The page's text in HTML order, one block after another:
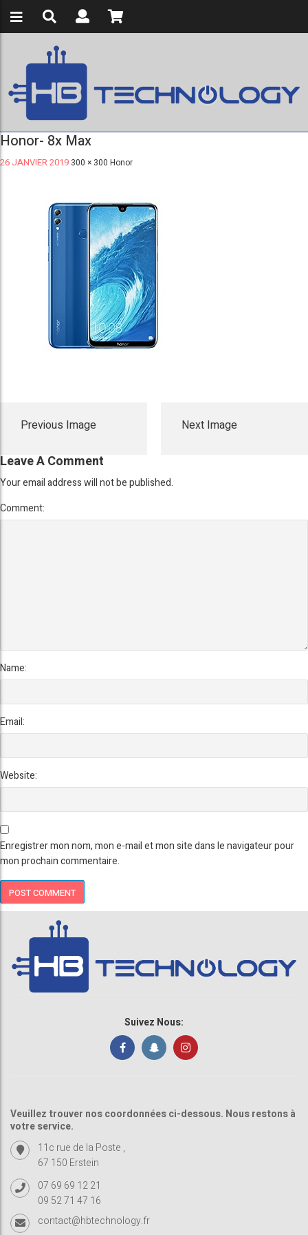
Honor- 8x Max
26 JANVIER 2019 300 × 300 Honor
Previous Image Next Image
Leave A Comment
Your email address will not be published.
Comment:
Name:
Email:
Website:
Enregistrer mon nom, mon e-mail et mon site dans le navigateur pour
mon prochain commentaire.
Suivez Nous:
Veuillez trouver nos coordonnées ci-dessous. Nous restons à
votre service.
11c rue de la Poste ,
67 150 Erstein
07 69 69 12 21
09 52 71 47 16
contact@hbtechnology.fr